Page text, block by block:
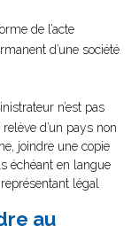
de l’acte
d’une société
n’est pas
d’un pays non
joindre une copie
échéant en langue
légal
au